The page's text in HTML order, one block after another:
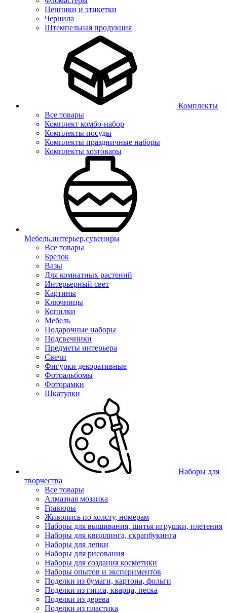
Ценники и этикетки
Чернила
Штемпельная продукция
Комплекты
Все товары
Комплект комбо-набор
Комплекты посуды
Комплекты праздничные наборы
Комплекты хозтовары
Мебель,интерьер,сувениры
Все товары
Брелок
Вазы
Для комнатных растений
Интерьерный свет
Картины
Ключницы
Копилки
Мебель
Подарочные наборы
Подсвечники
Предметы интерьера
Свечи
Фигурки декоративные
Фотоальбомы
Фоторамки
Шкатулки
Наборы для
творчества
Все товары
Алмазная мозаика
Гравюры
Живопись по холсту, номерам
Наборы для вышивания, шитья игрушки, плетения
Наборы для квиллинга, скрапбукинга
Наборы для лепки
Наборы для рисования
Наборы для создания косметики
Наборы опытов и экспериментов
Поделки из бумаги, картона, фольги
Поделки из гипса, кварца, песка
Поделки из дерева
Поделки из пластика